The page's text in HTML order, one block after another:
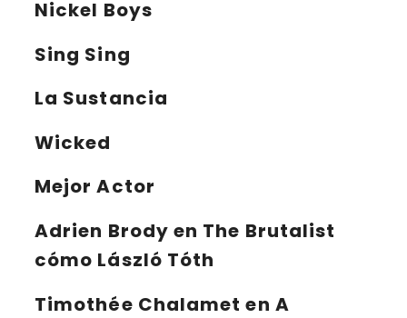
Nickel Boys
Sing Sing
La Sustancia
Wicked
Mejor Actor
Adrien Brody en The Brutalist
cómo László Tóth
Timothée Chalamet en A